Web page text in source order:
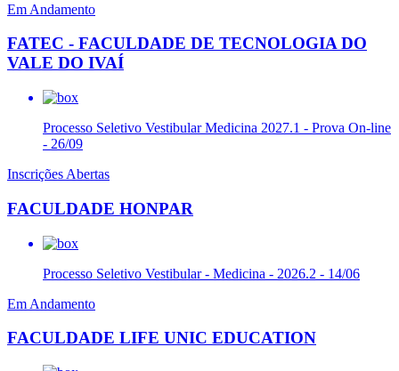
Em Andamento
FATEC - FACULDADE DE TECNOLOGIA DO
VALE DO IVAÍ
Processo Seletivo Vestibular Medicina 2027.1 - Prova On-line
- 26/09
Inscrições Abertas
FACULDADE HONPAR
Processo Seletivo Vestibular - Medicina - 2026.2 - 14/06
Em Andamento
FACULDADE LIFE UNIC EDUCATION